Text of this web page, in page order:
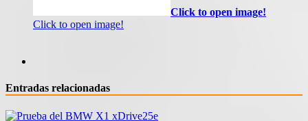
Click to open image!
Click to open image!
Entradas relacionadas